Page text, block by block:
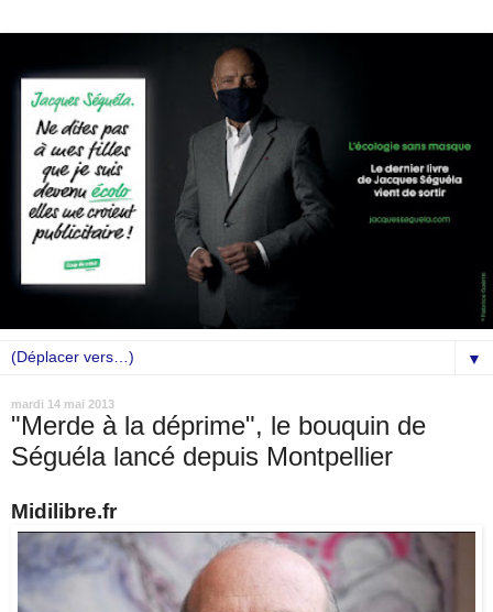
▼
mardi 14 mai 2013
"Merde à la déprime", le bouquin de
Séguéla lancé depuis Montpellier
Midilibre.fr